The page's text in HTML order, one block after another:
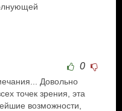
0
Довольно
точек зрения, эта
возможности,